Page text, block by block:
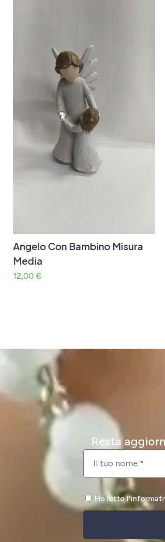
Angelo Con Bambino Misura
Media
12,00 €
Resta
Ho letto